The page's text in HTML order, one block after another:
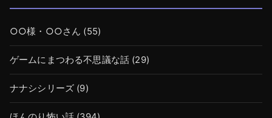
○○様・○○さん (55)
ゲームにまつわる不思議な話 (29)
ナナシシリーズ (9)